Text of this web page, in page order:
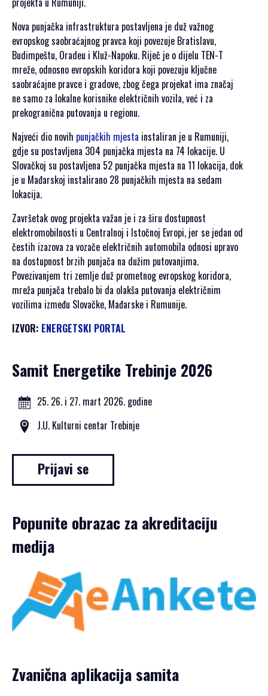
SPONZORI SET
2024
POKROVITELJI I
SPONZORI SET
2023
POKROVITELJI I
SPONZORI SET
2022
POKROVITELJI I
SPONZORI SET
2021
POKROVITELJI I
2020
PORTFOLIO SET
DRUŠTVENI
DOGAĐAJI
HERCEGOVAČKA
VEČERA
KONTAKT
PRIJAVA
SAMIT
SRPSKI JEZIK
ENGLISH
Nova punjačka infrastruktura postavljena je duž važnog
evropskog saobraćajnog pravca koji povezuje Bratislavu,
Budimpeštu, Oradeu i Kluž-Napoku. Riječ je o dijelu TEN-T
mreže, odnosno evropskih koridora koji povezuju ključne
saobraćajne pravce i gradove, zbog čega projekat ima značaj
ne samo za lokalne korisnike električnih vozila, već i za
prekogranična putovanja u regionu.
Najveći dio novih punjačkih mjesta instaliran je u Rumuniji,
gdje su postavljena 304 punjačka mjesta na 74 lokacije. U
Slovačkoj su postavljena 52 punjačka mjesta na 11 lokacija, dok
je u Mađarskoj instalirano 28 punjačkih mjesta na sedam
lokacija.
Završetak ovog projekta važan je i za širu dostupnost
elektromobilnosti u Centralnoj i Istočnoj Evropi, jer se jedan od
čestih izazova za vozače električnih automobila odnosi upravo
na dostupnost brzih punjača na dužim putovanjima.
Povezivanjem tri zemlje duž prometnog evropskog koridora,
mreža punjača trebalo bi da olakša putovanja električnim
vozilima između Slovačke, Mađarske i Rumunije.
IZVOR: ENERGETSKI PORTAL
Samit Energetike Trebinje 2026
25. 26. i 27. mart 2026. godine
J.U. Kulturni centar Trebinje
Prijavi se
Popunite obrazac za akreditaciju
medija
Zvanična aplikacija samita